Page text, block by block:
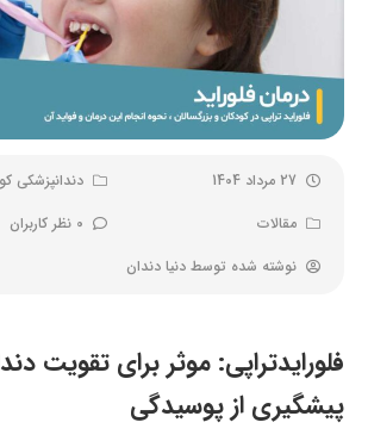
27 مرداد 1404
دندانپزشکی
مقالات
0 نظر کاربران
نوشته شده توسط دنیا دندان
فلورایدتراپی: موثر برای تقویت
پیشگیری از پوسیدگی